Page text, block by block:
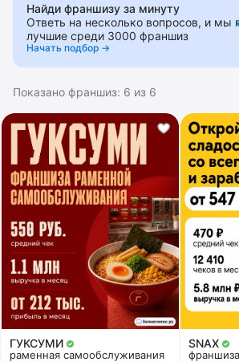
ведении бизнеса, подборе локации,
персонала, доступ к меню, списка
рекламным материалам. В подборку
франшизы с высоким рейтингом и
Найди франшизу за минуту
Ответь на несколько вопросов, и мы
лучшие среди 3000 франшиз
Начать подбор →
Показано франшиз: 6 из 6
ГУКСУМИ
раменная самообслуживания
SNAX